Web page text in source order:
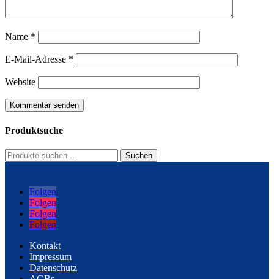
Name *
E-Mail-Adresse *
Website
Produktsuche
Suchen
nach:
Suchen
Folgen
Folgen
Folgen
Folgen
Kontakt
Impressum
Datenschutz